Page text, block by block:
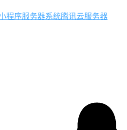
程序服务器系统腾讯云服务器